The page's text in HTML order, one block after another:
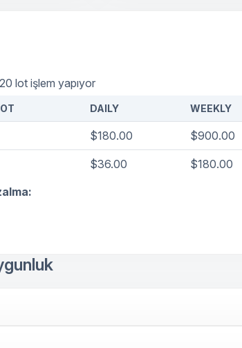
lot işlem yapıyor
DAILY WEEKLY
$180.00 $900.00
$36.00 $180.00